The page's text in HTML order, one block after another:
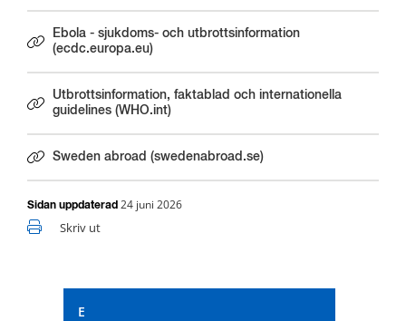
E
Ebola - sjukdoms- och utbrottsinformation
(ecdc.europa.eu)
Länk till annan webbplats.
Utbrottsinformation, faktablad och internationella
guidelines (WHO.int)
Länk till annan webbplats.
Sweden abroad (swedenabroad.se)
Länk till annan webbplats.
Sidan uppdaterad 24 juni 2026
Skriv ut